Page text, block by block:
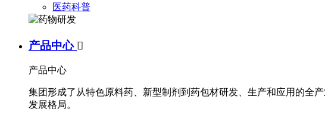
医药科普
产品中心 
产品中心
集团形成了从特色原料药、新型制剂到药包材研发、生产和应用的全
发展格局。